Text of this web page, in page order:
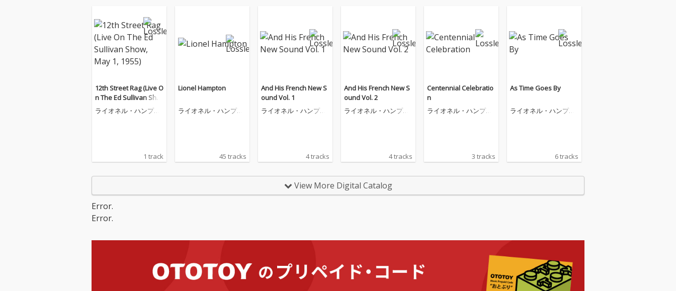
12th Street Rag (Live O
n The Ed Sullivan Sho
w, May 1, 1955)
ライオネル・ハンプト
1 track
Lionel Hampton
ライオネル・ハンプト
45 tracks
And His French New S
ound Vol. 1
ライオネル・ハンプト
4 tracks
And His French New S
ound Vol. 2
ライオネル・ハンプト
4 tracks
Centennial Celebratio
n
ライオネル・ハンプト
3 tracks
As Time Goes By
ライオネル・ハンプト
6 tracks
View More Digital Catalog
Error.
Error.